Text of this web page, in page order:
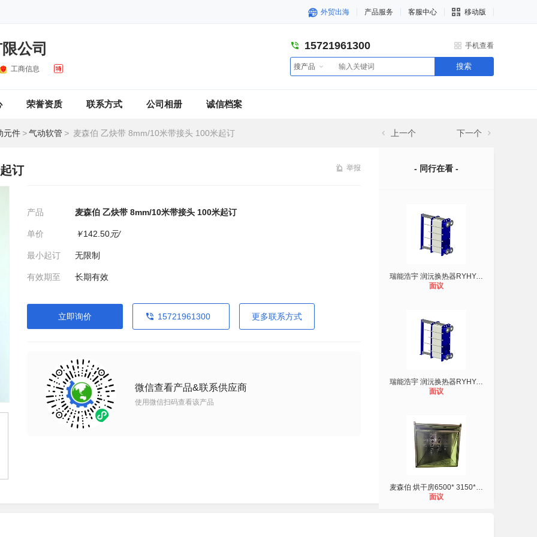
外贸出海 产品服务 客服中心 移动版
公司
工商信息
15721961300 手机查看
搜产品 搜索
荣誉资质 联系方式 公司相册 诚信档案
元件 >气动软管 > 麦森伯 乙炔带 8mm/10米带接头 100米起订 上一个 下一个
订 举报
产品 麦森伯 乙炔带 8mm/10米带接头 100米起订
单价 ￥142.50元/
最小起订 无限制
有效期至 长期有效
立即询价 15721961300 更多联系方式
微信查看产品&联系供应商
使用微信扫码查看该产品
- 同行在看 -
瑞能浩宇 润沅换热器RYHY-316-06-BL0
面议
瑞能浩宇 润沅换热器RYHY-316-06-BL0
面议
麦森伯 烘干房6500* 3150*2600mm （
面议